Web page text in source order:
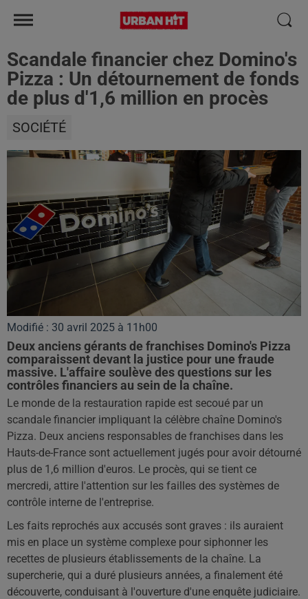
Scandale financier chez Domino's
Pizza : Un détournement de fonds
de plus d'1,6 million en procès
SOCIÉTÉ
Modifié : 30 avril 2025 à 11h00
Deux anciens gérants de franchises Domino's Pizza
comparaissent devant la justice pour une fraude
massive. L'affaire soulève des questions sur les
contrôles financiers au sein de la chaîne.
Le monde de la restauration rapide est secoué par un
scandale financier impliquant la célèbre chaîne Domino's
Pizza. Deux anciens responsables de franchises dans les
Hauts-de-France sont actuellement jugés pour avoir détourné
plus de 1,6 million d'euros. Le procès, qui se tient ce
mercredi, attire l'attention sur les failles des systèmes de
contrôle interne de l'entreprise.
Les faits reprochés aux accusés sont graves : ils auraient
mis en place un système complexe pour siphonner les
recettes de plusieurs établissements de la chaîne. La
supercherie, qui a duré plusieurs années, a finalement été
découverte, conduisant à l'ouverture d'une enquête judiciaire.